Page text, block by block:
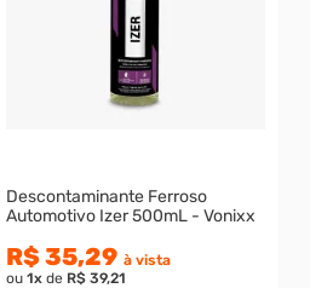
Descontaminante Ferroso
Automotivo Izer 500mL - Vonixx
R$ 35,29 à vista
ou 1x de R$ 39,21